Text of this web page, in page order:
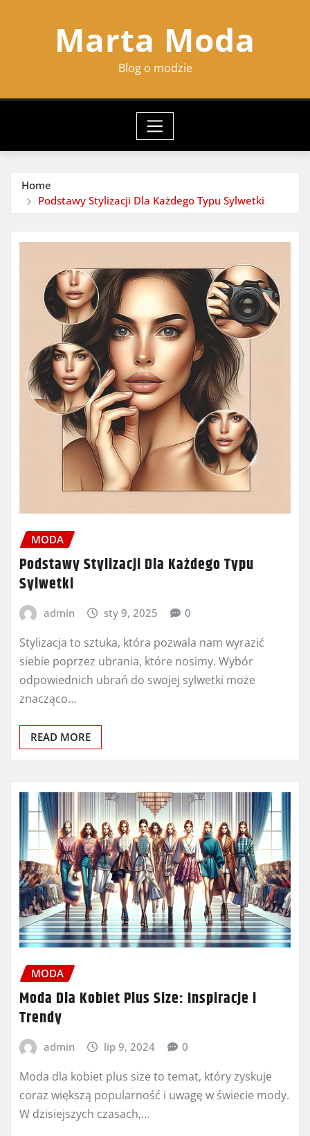
Marta Moda
Blog o modzie
Home
Podstawy Stylizacji Dla Każdego Typu Sylwetki
MODA
Podstawy Stylizacji Dla Każdego Typu
Sylwetki
admin sty 9, 2025 0
Stylizacja to sztuka, która pozwala nam wyrazić
siebie poprzez ubrania, które nosimy. Wybór
odpowiednich ubrań do swojej sylwetki może
znacząco…
READ MORE
MODA
Moda Dla Kobiet Plus Size: Inspiracje i
Trendy
admin lip 9, 2024 0
Moda dla kobiet plus size to temat, który zyskuje
coraz większą popularność i uwagę w świecie mody.
W dzisiejszych czasach,…